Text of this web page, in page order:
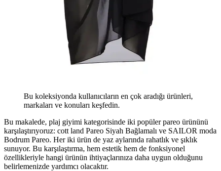
Bu koleksiyonda kullanıcıların en çok aradığı ürünleri,
markaları ve konuları keşfedin.
Bu makalede, plaj giyimi kategorisinde iki popüler pareo ürününü
karşılaştırıyoruz: cott land Pareo Siyah Bağlamalı ve SAILOR moda
Bodrum Pareo. Her iki ürün de yaz aylarında rahatlık ve şıklık
sunuyor. Bu karşılaştırma, hem estetik hem de fonksiyonel
özellikleriyle hangi ürünün ihtiyaçlarınıza daha uygun olduğunu
belirlemenizde yardımcı olacaktır.